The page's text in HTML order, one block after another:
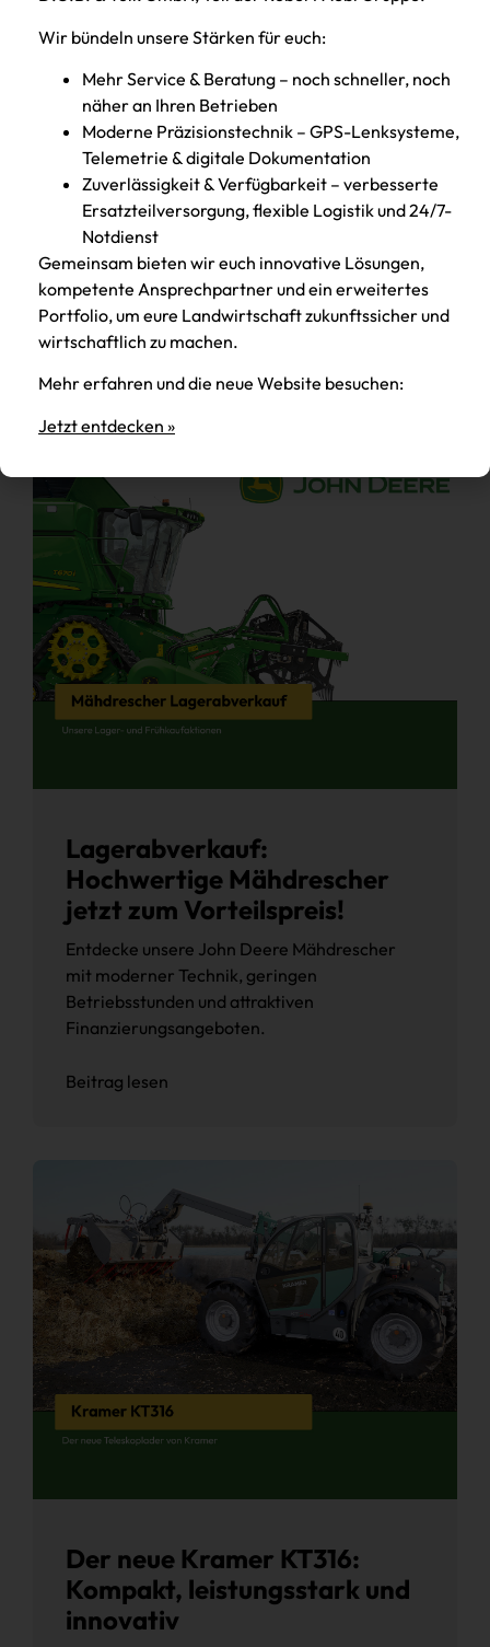
„Mobiler Alleskönner“ für
den Bauhof
Bürgermeister Thomas Beer freute sich über
die Fahrzeugübergabe durch Josef
Weinberger (Firma KALINKE) und Willi Nadler
(D.O.B. Landtechnik) an Bauhofleiter
Lagerabverkauf:
Hochwertige Mähdrescher
jetzt zum Vorteilspreis!
Entdecke unsere John Deere Mähdrescher
mit moderner Technik, geringen
Betriebsstunden und attraktiven
Finanzierungsangeboten.
Beitrag lesen
Der neue Kramer KT316:
Kompakt, leistungsstark und
innovativ
Wir bündeln unsere Stärken für euch:
Mehr Service & Beratung – noch schneller, noch
näher an Ihren Betrieben
Moderne Präzisionstechnik – GPS-Lenksysteme,
Telemetrie & digitale Dokumentation
Zuverlässigkeit & Verfügbarkeit – verbesserte
Ersatzteilversorgung, flexible Logistik und 24/7-
Notdienst
Gemeinsam bieten wir euch innovative Lösungen,
kompetente Ansprechpartner und ein erweitertes
Portfolio, um eure Landwirtschaft zukunftssicher und
wirtschaftlich zu machen.
Mehr erfahren und die neue Website besuchen:
Jetzt entdecken »